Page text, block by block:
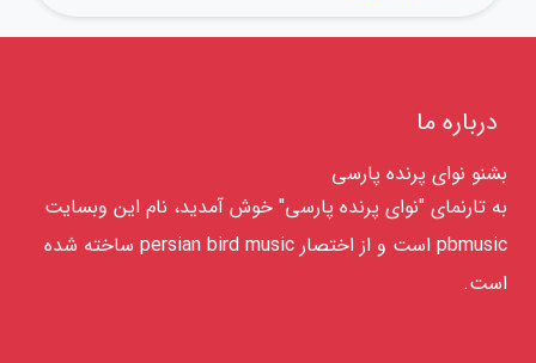
درباره ما
بشنو نوای پرنده پارسی
به تارنمای "نوای پرنده پارسی" خوش آمدید، نام این وبسایت
pbmusic است و از اختصار persian bird music ساخته شده
است.